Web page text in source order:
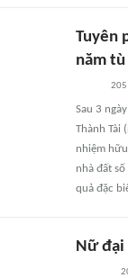
Tuyên
năm tù
205
Sau 3
Thành Tài
nhiệm
nhà đất
quả đặc
Nữ đại